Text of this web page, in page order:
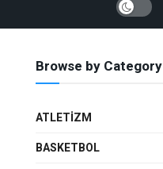
Browse by Category
ATLETIZM
BASKETBOL